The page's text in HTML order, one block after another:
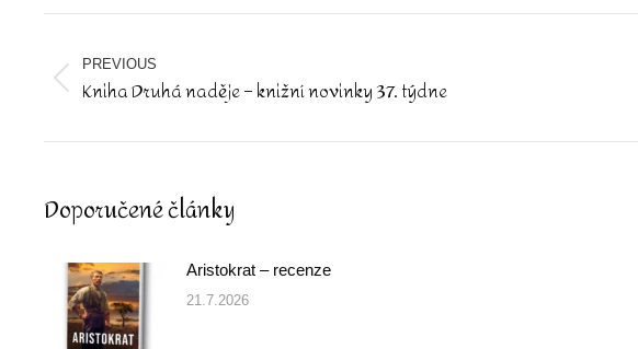
Post
navigation
PREVIOUS
Previous
Kniha Druhá naděje – knižní novinky 37. týdne
Doporučené články
Aristokrat – recenze
21.7.2026